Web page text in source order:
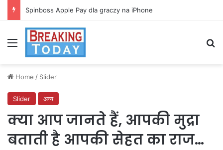
Spinboss Apple Pay dla graczy na iPhone
Menu
Home / Slider
Slider अन्य
क्या आप जानते हैं, आपकी मुद्रा
बताती है आपकी सेहत का राज…